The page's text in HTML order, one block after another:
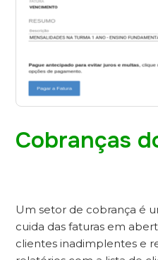
Cobranças
Um setor de cobrança é
cuida das faturas em
clientes inadimplentes e